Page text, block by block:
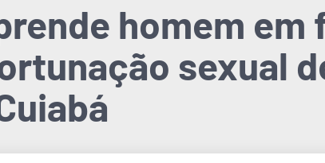
homem
sexual